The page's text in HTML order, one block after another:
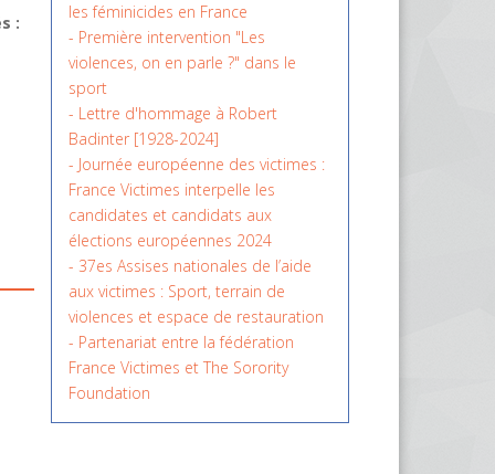
:
les féminicides en France
- Première intervention "Les
violences, on en parle ?" dans le
sport
- Lettre d'hommage à Robert
Badinter [1928-2024]
- Journée européenne des victimes :
France Victimes interpelle les
candidates et candidats aux
élections européennes 2024
- 37es Assises nationales de l’aide
aux victimes : Sport, terrain de
violences et espace de restauration
- Partenariat entre la fédération
France Victimes et The Sorority
Foundation